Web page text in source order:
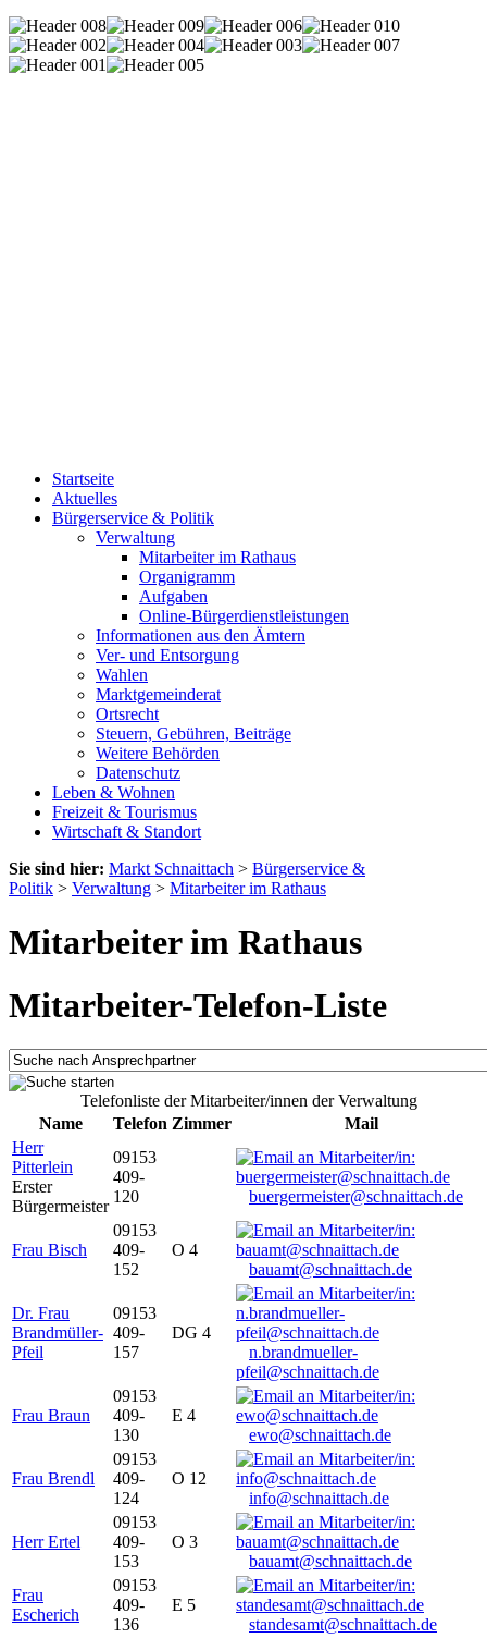
Startseite
Aktuelles
Bürgerservice & Politik
Verwaltung
Mitarbeiter im Rathaus
Organigramm
Aufgaben
Online-Bürgerdienstleistungen
Informationen aus den Ämtern
Ver- und Entsorgung
Wahlen
Marktgemeinderat
Ortsrecht
Steuern, Gebühren, Beiträge
Weitere Behörden
Datenschutz
Leben & Wohnen
Freizeit & Tourismus
Wirtschaft & Standort
Sie sind hier: Markt Schnaittach > Bürgerservice &
Politik > Verwaltung > Mitarbeiter im Rathaus
Mitarbeiter im Rathaus
Mitarbeiter-Telefon-Liste
Telefonliste der Mitarbeiter/innen der Verwaltung
Name
Telefon Zimmer
Mail
Herr
Pitterlein
Erster
Bürgermeister
09153
409-
120
buergermeister@schnaittach.de
Frau Bisch
09153
409-
152
O 4
bauamt@schnaittach.de
Dr. Frau
Brandmüller-
Pfeil
09153
409-
157
DG 4
n.brandmueller-
pfeil@schnaittach.de
Frau Braun
09153
409-
130
E 4
ewo@schnaittach.de
Frau Brendl
09153
409-
124
O 12
info@schnaittach.de
Herr Ertel
09153
409-
153
O 3
bauamt@schnaittach.de
Frau
Escherich
09153
409-
136
E 5
standesamt@schnaittach.de